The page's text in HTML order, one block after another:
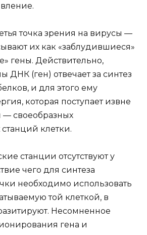
точка зрения на вирусы —
их как «заблудившиеся»
гены. Действительно,
ДНК (ген) отвечает за синтез
и для этого ему
которая поступает извне
— своеобразных
клетки.
станции отсутствуют у
чего для синтеза
необходимо использовать
той клеткой, в
Несомненное
гена и